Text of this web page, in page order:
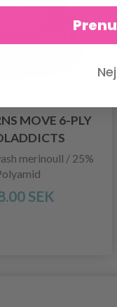
MOVE 6-PLY
merinoull / 25%
SEK